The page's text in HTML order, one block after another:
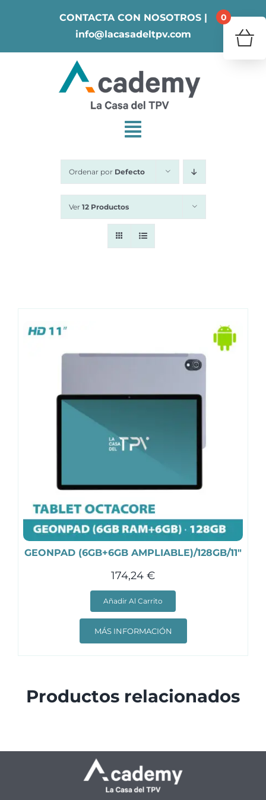
CONTACTA CON NOSOTROS |
info@lacasadeltpv.com
Ordenar por Defecto
Ver 12 Productos
GEONPAD (6GB+6GB AMPLIABLE)/128GB/11″
174,24 €
Añadir Al Carrito
MÁS INFORMACIÓN
Productos relacionados
0